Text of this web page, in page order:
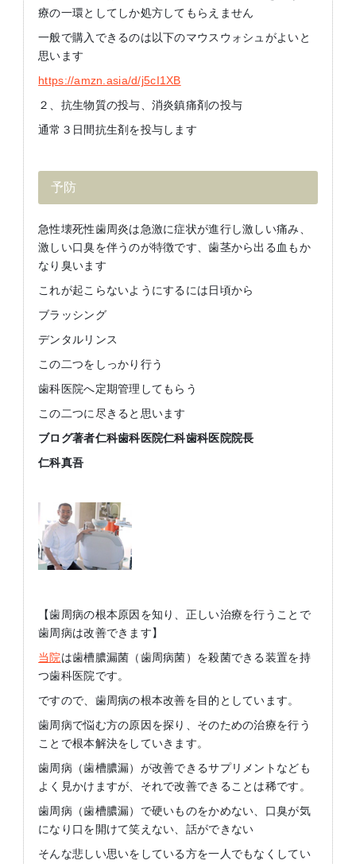
療の一環としてしか処方してもらえません
一般で購入できるのは以下のマウスウォシュがよいと
思います
https://amzn.asia/d/j5cI1XB
２、抗生物質の投与、消炎鎮痛剤の投与
通常３日間抗生剤を投与します
予防
急性壊死性歯周炎は急激に症状が進行し激しい痛み、
激しい口臭を伴うのが特徴です、歯茎から出る血もか
なり臭います
これが起こらないようにするには日頃から
ブラッシング
デンタルリンス
この二つをしっかり行う
歯科医院へ定期管理してもらう
この二つに尽きると思います
ブログ著者仁科歯科医院仁科歯科医院院長
仁科真吾
【歯周病の根本原因を知り、正しい治療を行うことで
歯周病は改善できます】
当院は歯槽膿漏菌（歯周病菌）を殺菌できる装置を持
つ歯科医院です。
ですので、歯周病の根本改善を目的としています。
歯周病で悩む方の原因を探り、そのための治療を行う
ことで根本解決をしていきます。
歯周病（歯槽膿漏）が改善できるサプリメントなども
よく見かけますが、それで改善できることは稀です。
歯周病（歯槽膿漏）で硬いものをかめない、口臭が気
になり口を開けて笑えない、話ができない
そんな悲しい思いをしている方を一人でもなくしてい